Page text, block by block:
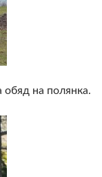
обяд на полянка.